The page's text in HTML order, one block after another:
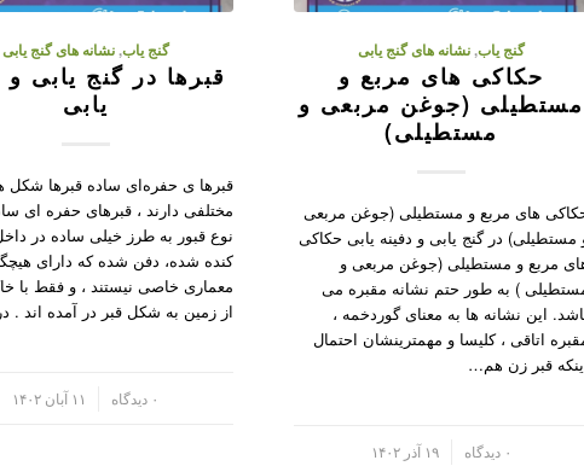
گنج یاب,نشانه های گنج یابی
حکاکی های مربع و
مستطیلی (جوغن مربعی و
مستطیلی)
های مربع و مستطیلی (جوغن مربعی
مستطیلی) در گنج یابی و دفینه یابی حکاکی
مربع و مستطیلی (جوغن مربعی و
) به طور حتم نشانه مقبره می
این نشانه ها به معنای گوردخمه ،
اتاقی ، کلیسا و مهمترینشان احتمال
قبر زن هم…
۰ دیدگاه ۱۹ آذر ۱۴۰۲
گنج یاب,نشانه های گنج یابی
قبرها در گنج یابی و
یابی
قبرها ی حفره‌ای ساده قبرها شکل
مختلفی دارند ، قبرهای حفره ای
نوع قبور به طرز خیلی ساده در
کنده شده، دفن شده که دارای
معماری خاصی نیستند ، و فقط با
از زمین به شکل قبر در آمده اند .
۰ دیدگاه ۱۱ آبان ۱۴۰۲